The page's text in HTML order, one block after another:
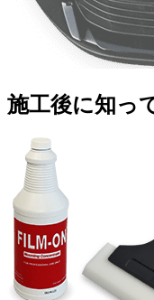
施工後に知っ